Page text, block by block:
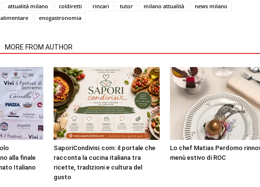
attualità milano coldiretti rincari tutor milano attualità
news milano
enogastronomia
MORE FROM AUTHOR
alla finale
Italiano
SaporiCondivisi.com: il portale che
racconta la cucina italiana tra
ricette, tradizioni e cultura del
gusto
Lo chef Matias Perdomo
menù estivo di ROC